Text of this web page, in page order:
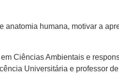
humana, motivar a
Ciências Ambientais e
Universitária e professor